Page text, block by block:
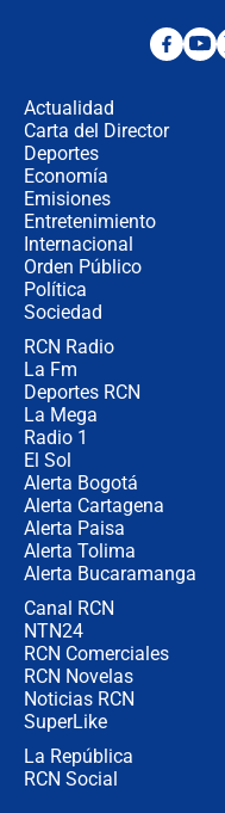
Actualidad
Carta del Director
Deportes
Economía
Emisiones
Entretenimiento
Internacional
Orden Público
Política
Sociedad
RCN Radio
La Fm
Deportes RCN
La Mega
Radio 1
El Sol
Alerta Bogotá
Alerta Cartagena
Alerta Paisa
Alerta Tolima
Alerta Bucaramanga
Canal RCN
NTN24
RCN Comerciales
RCN Novelas
Noticias RCN
SuperLike
La República
RCN Social